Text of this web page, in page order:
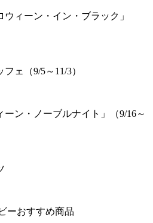
ィーン・イン・ブラック」
ェ（9/5～11/3）
ン・ノーブルナイト」（9/16～
ーおすすめ商品